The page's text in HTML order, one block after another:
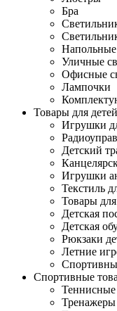
Бра
Уличные
Офисные
Лампочки
Товары для детей
Игрушки
Детский
Игрушки
Текстиль
Товары
Детская
Детская
Рюкзаки
Летние
Спортивные
Теннисные
Тренажеры